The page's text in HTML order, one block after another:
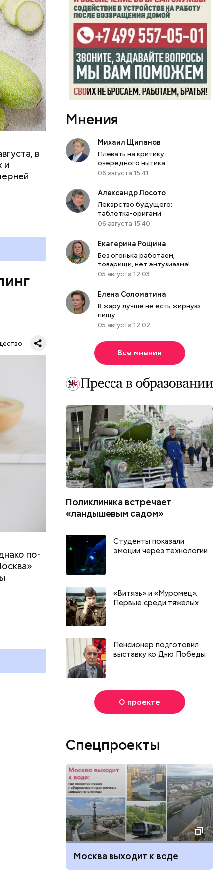
День арбуза и День поцелуев
с зеркалом: какие праздники
отмечают в России и мире 3
августа
отмечают в
августа
в
и
по-
у
Мнения
Михаил Щипанов
Плевать на критику
очередного нытика
06 августа 15:41
Александр Лосото
Лекарство будущего:
таблетка-оригами
06 августа 15:40
Екатерина Рощина
Без огонька работаем,
товарищи, нет энтузиазма!
05 августа 12:03
Елена Соломатина
В жару лучше не есть жирную
пищу
05 августа 12:02
Все мнения
Поликлиника встречает
«ландышевым садом»
Студенты показали
эмоции через технологии
«Витязь» и «Муромец».
Первые среди тяжелых
Пенсионер подготовил
выставку ко Дню Победы
О проекте
Спецпроекты
Москва выходит к воде